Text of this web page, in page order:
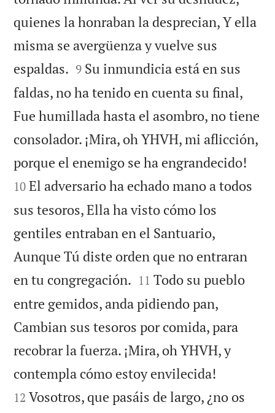
quienes la honraban la desprecian, Y ella
misma se avergüenza y vuelve sus
espaldas. 

9 Su inmundicia está en sus
faldas, no ha tenido en cuenta su final,
Fue humillada hasta el asombro, no tiene
consolador. ¡Mira, oh YHVH, mi aflicción,
porque el enemigo se ha engrandecido!
10 El adversario ha echado mano a todos
sus tesoros, Ella ha visto cómo los
gentiles entraban en el Santuario,
Aunque Tú diste orden que no entraran
en tu congregación. 

11 Todo su pueblo
entre gemidos, anda pidiendo pan,
Cambian sus tesoros por comida, para
recobrar la fuerza. ¡Mira, oh YHVH, y
contempla cómo estoy envilecida!
12 Vosotros, que pasáis de largo, ¿no os